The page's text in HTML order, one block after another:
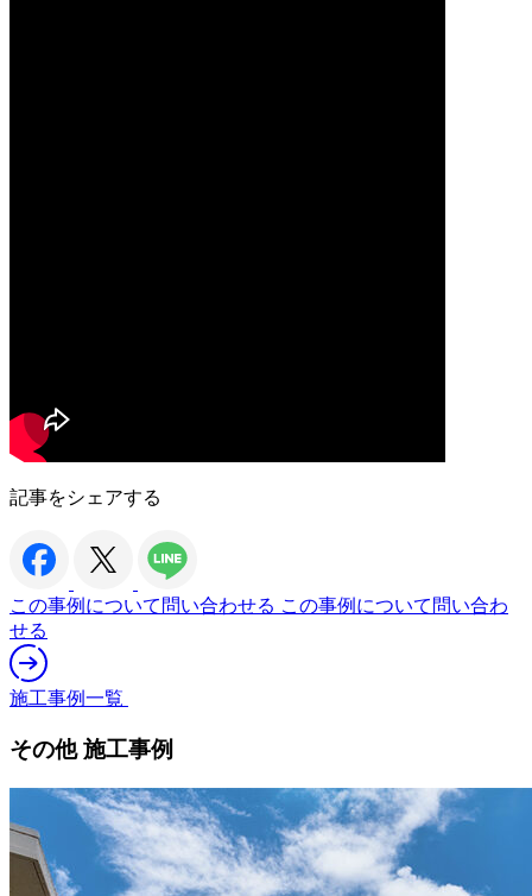
記事をシェアする
この事例について問い合わせる この事例について問い合わ
せる
施工事例一覧
その他 施工事例